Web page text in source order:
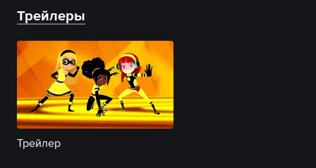
Трейлеры
Трейлер